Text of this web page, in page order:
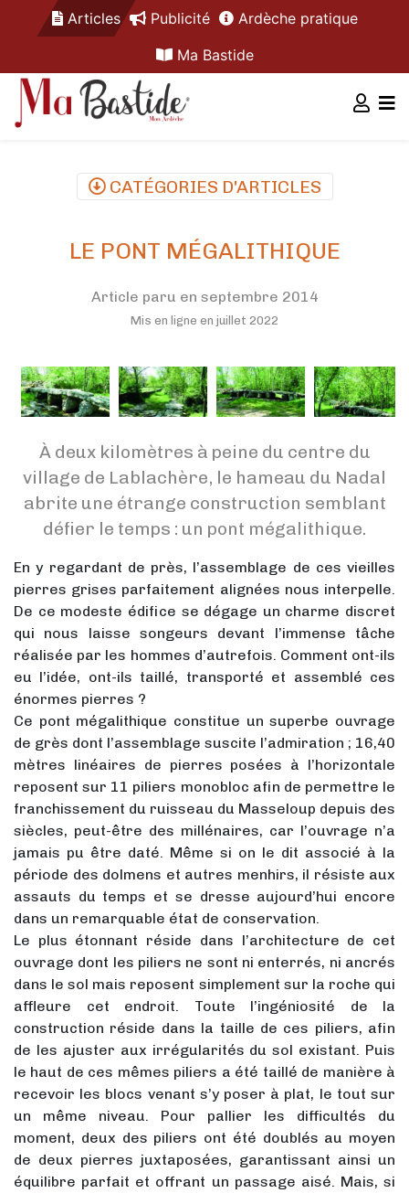
Articles Publicité
Ardèche pratique
Ma Bastide
CATÉGORIES D'ARTICLES
LE PONT MÉGALITHIQUE
Article paru en septembre 2014
Mis en ligne en juillet 2022
À deux kilomètres à peine du centre du
village de Lablachère, le hameau du Nadal
abrite une étrange construction semblant
défier le temps : un pont mégalithique.
En y regardant de près, l’assemblage de ces vieilles
pierres grises parfaitement alignées nous interpelle.
De ce modeste édifice se dégage un charme discret
qui nous laisse songeurs devant l’immense tâche
réalisée par les hommes d’autrefois. Comment ont-ils
eu l’idée, ont-ils taillé, transporté et assemblé ces
énormes pierres ?
Ce pont mégalithique constitue un superbe ouvrage
de grès dont l’assemblage suscite l’admiration ; 16,40
mètres linéaires de pierres posées à l’horizontale
reposent sur 11 piliers monobloc afin de permettre le
franchissement du ruisseau du Masseloup depuis des
siècles, peut-être des millénaires, car l’ouvrage n’a
jamais pu être daté. Même si on le dit associé à la
période des dolmens et autres menhirs, il résiste aux
assauts du temps et se dresse aujourd’hui encore
dans un remarquable état de conservation.
Le plus étonnant réside dans l’architecture de cet
ouvrage dont les piliers ne sont ni enterrés, ni ancrés
dans le sol mais reposent simplement sur la roche qui
affleure cet endroit. Toute l’ingéniosité de la
construction réside dans la taille de ces piliers, afin
de les ajuster aux irrégularités du sol existant. Puis
le haut de ces mêmes piliers a été taillé de manière à
recevoir les blocs venant s’y poser à plat, le tout sur
un même niveau. Pour pallier les difficultés du
moment, deux des piliers ont été doublés au moyen
de deux pierres juxtaposées, garantissant ainsi un
équilibre parfait et offrant un passage aisé. Mais, si